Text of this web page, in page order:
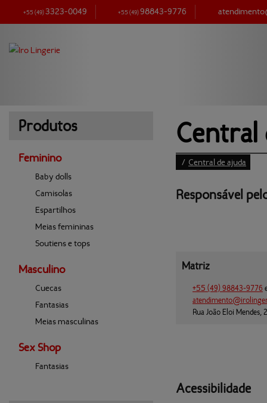
+55(49)3323-0049 +55(49)98843-9776
Produtos
Feminino
Baby dolls
Camisolas
Espartilhos
Meias femininas
Soutiens e tops
Masculino
Cuecas
Fantasias
Meias masculinas
Sex Shop
Fantasias
Central
/ Central de ajuda
Responsável
Matriz
+55 (49)98843-9776
atendimento@
Rua João Eloi
Acessibilidade